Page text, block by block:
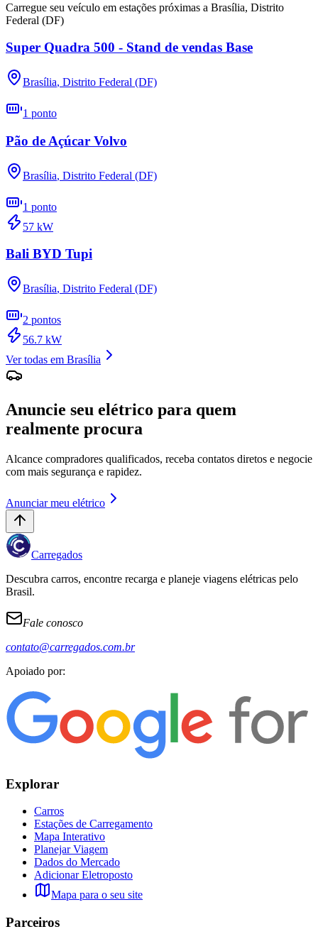
Carregue seu veículo em estações próximas a Brasília, Distrito
Federal (DF)
Super Quadra 500 - Stand de vendas Base
Brasília, Distrito Federal (DF)
1 ponto
Pão de Açúcar Volvo
Brasília, Distrito Federal (DF)
1 ponto
57 kW
Bali BYD Tupi
Brasília, Distrito Federal (DF)
2 pontos
56.7 kW
Ver todas em Brasília
Anuncie seu elétrico para quem
realmente procura
Alcance compradores qualificados, receba contatos diretos e negocie
com mais segurança e rapidez.
Anunciar meu elétrico
Carregados
Descubra carros, encontre recarga e planeje viagens elétricas pelo
Brasil.
Fale conosco
contato@carregados.com.br
Apoiado por:
Explorar
Carros
Estações de Carregamento
Mapa Interativo
Planejar Viagem
Dados do Mercado
Adicionar Eletroposto
Mapa para o seu site
Parceiros